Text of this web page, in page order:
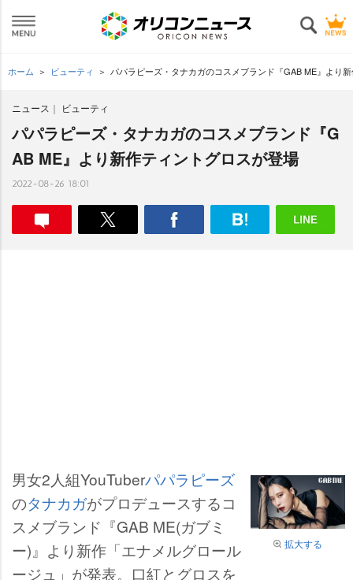
ホーム ビューティ パパラピーズ・タナカガのコスメブランド『GAB ME』より
ニュース ビューティ
パパラピーズ・タナカガのコスメブランド『G
AB ME』より新作ティントグロスが登場
2022-08-26 18:01
拡大する
男女2人組YouTuberパパラピーズ
のタナカガがプロデュースするコ
スメブランド『GAB ME(ガブミ
ー)』より新作「エナメルグロール
ージュ」が発表。口紅とグロスを